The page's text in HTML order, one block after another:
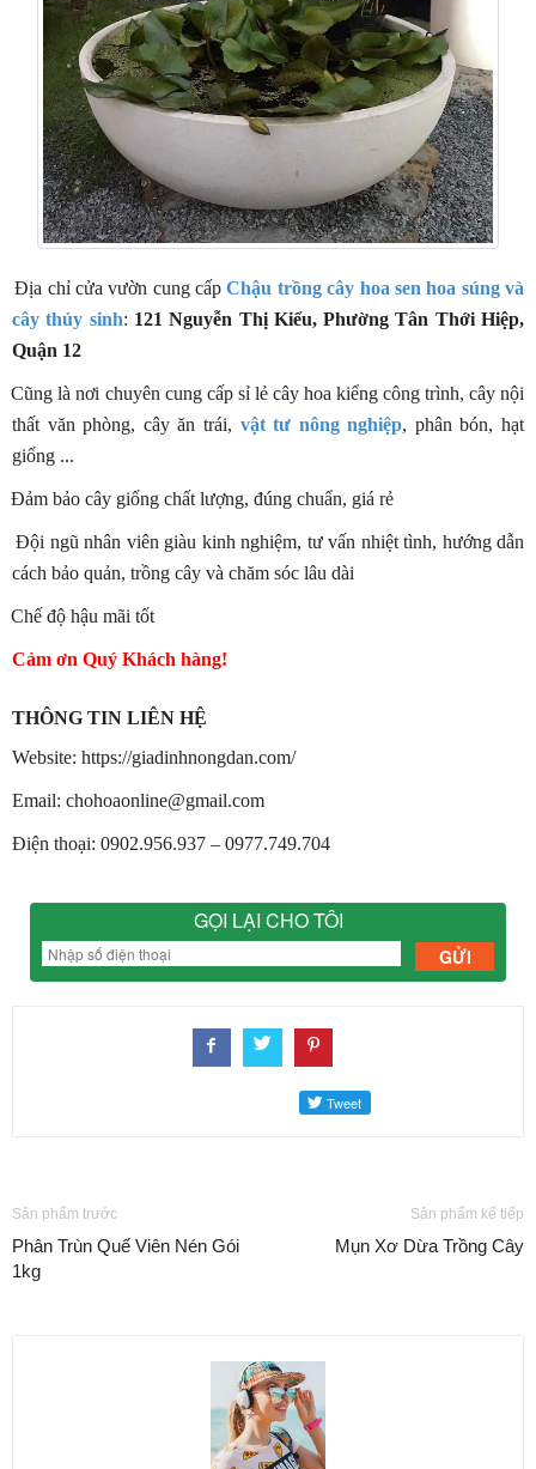
Địa chỉ cửa vườn cung cấpChậu trồng cây hoa sen hoa súng và
cây thủy sinh: 121 Nguyễn Thị Kiểu, Phường Tân Thới Hiệp,
Quận 12
Cũng là nơi chuyên cung cấp sỉ lẻ cây hoa kiểng công trình, cây nội
thất văn phòng, cây ăn trái, vật tư nông nghiệp, phân bón, hạt
giống ...
Đảm bảo cây giống chất lượng, đúng chuẩn, giá rẻ
Đội ngũ nhân viên giàu kinh nghiệm, tư vấn nhiệt tình, hướng dẫn
cách bảo quản, trồng cây và chăm sóc lâu dài
Chế độ hậu mãi tốt
Cảm ơn Quý Khách hàng!
THÔNG TIN LIÊN HỆ
Website: https://giadinhnongdan.com/
Email: chohoaonline@gmail.com
Điện thoại: 0902.956.937 – 0977.749.704
GỌI LẠI CHO TÔI
Sản phẩm trước
Phân Trùn Quế Viên Nén Gói
1kg
Sản phẩm kế tiếp
Mụn Xơ Dừa Trồng Cây